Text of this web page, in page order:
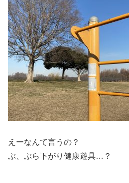
えーなんて言うの？
ぶ、ぶら下がり健康遊具…？